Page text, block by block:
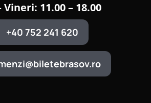
Vineri: 11.00 – 18.00
+40 752 241 620